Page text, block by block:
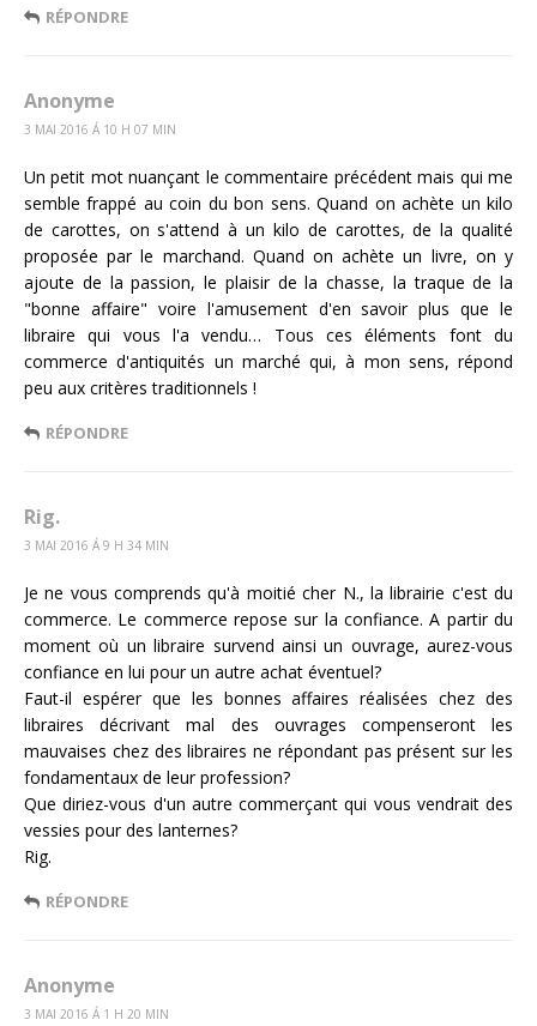
RÉPONDRE
Anonyme
3 MAI 2016 Á 10 H 07 MIN
Un petit mot nuançant le commentaire précédent mais qui me
semble frappé au coin du bon sens. Quand on achète un kilo
de carottes, on s'attend à un kilo de carottes, de la qualité
proposée par le marchand. Quand on achète un livre, on y
ajoute de la passion, le plaisir de la chasse, la traque de la
"bonne affaire" voire l'amusement d'en savoir plus que le
libraire qui vous l'a vendu… Tous ces éléments font du
commerce d'antiquités un marché qui, à mon sens, répond
peu aux critères traditionnels !
RÉPONDRE
Rig.
3 MAI 2016 Á 9 H 34 MIN
Je ne vous comprends qu'à moitié cher N., la librairie c'est du
commerce. Le commerce repose sur la confiance. A partir du
moment où un libraire survend ainsi un ouvrage, aurez-vous
confiance en lui pour un autre achat éventuel?
Faut-il espérer que les bonnes affaires réalisées chez des
libraires décrivant mal des ouvrages compenseront les
mauvaises chez des libraires ne répondant pas présent sur les
fondamentaux de leur profession?
Que diriez-vous d'un autre commerçant qui vous vendrait des
vessies pour des lanternes?
Rig.
RÉPONDRE
Anonyme
3 MAI 2016 Á 1 H 20 MIN